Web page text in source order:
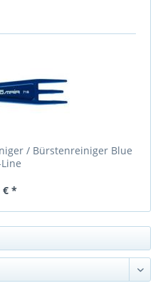
/ Bürstenreiniger Blue
€ *